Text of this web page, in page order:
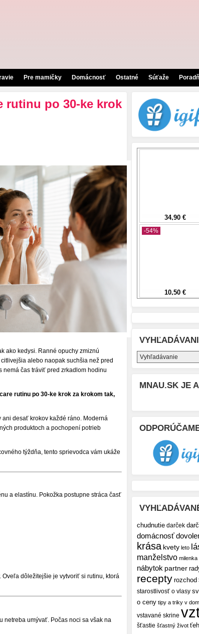
Pre mamičky Domácnosť Ostatné Súťaže
rutinu po 30-ke krok
ako kedysi. Ranné opuchy zmiznú
alebo naopak suchšia než pred
nemá čas tráviť pred zrkadlom hodinu
rutinu po 30-ke krok za krokom tak,
desať krokov každé ráno. Moderná
produktoch a pochopení potrieb
týždňa, tento sprievodca vám ukáže
a elastínu. Pokožka postupne stráca časť
dôležitejšie je vytvoriť si rutinu, ktorá
netreba umývať. Počas noci sa však na
MNAU.SK JE
chudnutie darček
domácnosť
krása kvety leto
manželstvo milenka
nábytok partner
recepty rozchod
starostlivosť o vlasy
o ceny tipy a triky v
vstavané skrine
šťastie šťastný život